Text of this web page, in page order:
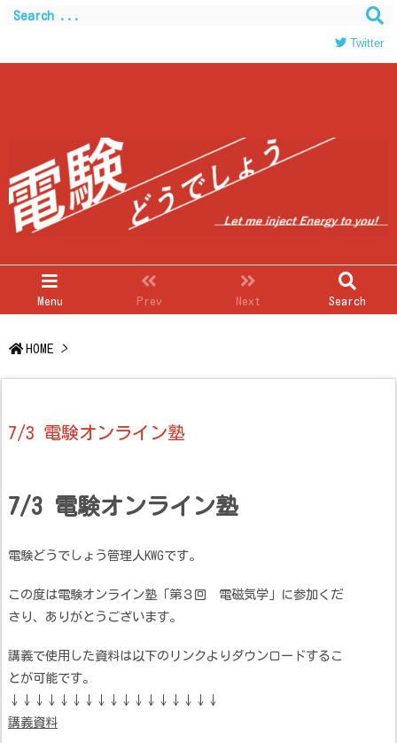
Warning: Trying to access array offset on value of type
/home/c0403866/public_html/kwglab.com/wp-
on line120
Menu Prev Next Search
Twitter
HOME >
7/3 電験オンライン塾
7/3 電験オンライン塾
電験どうでしょう管理人KWGです。
この度は電験オンライン塾「第３回 電磁気学」に参加くだ
さり、ありがとうございます。
講義で使用した資料は以下のリンクよりダウンロードするこ
とが可能です。
↓↓↓↓↓↓↓↓↓↓↓↓↓↓↓↓↓
講義資料